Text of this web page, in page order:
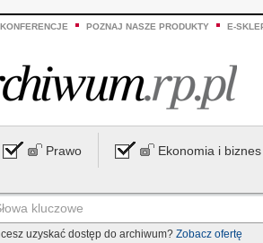
POZNAJ NASZE PRODUKTY E-
Prawo Ekonomia i biznes
uzyskać dostęp do archiwum? Zobacz ofertę